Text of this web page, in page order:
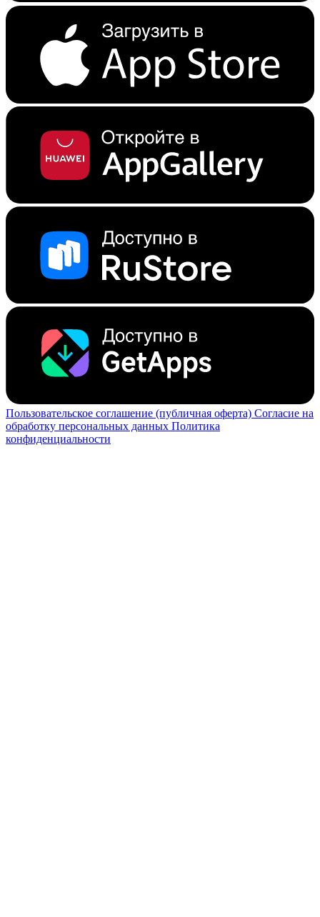
Пользовательское соглашение (публичная оферта) Согласие на
обработку персональных данных Политика
конфиденциальности